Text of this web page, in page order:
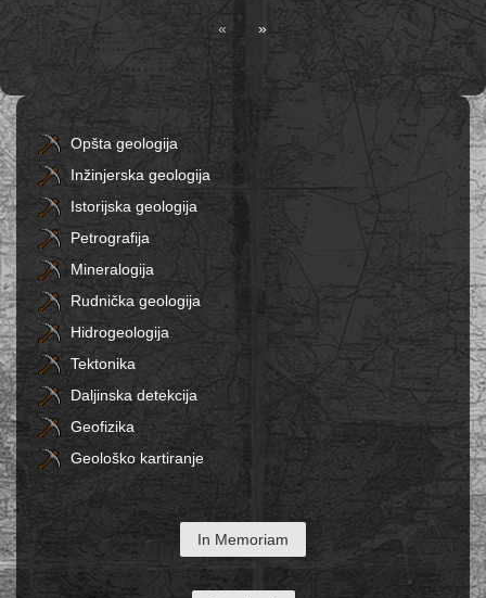
Opšta geologija
Inžinjerska geologija
Istorijska geologija
Petrografija
Mineralogija
Rudnička geologija
Hidrogeologija
Tektonika
Daljinska detekcija
Geofizika
Geološko kartiranje
In Memoriam